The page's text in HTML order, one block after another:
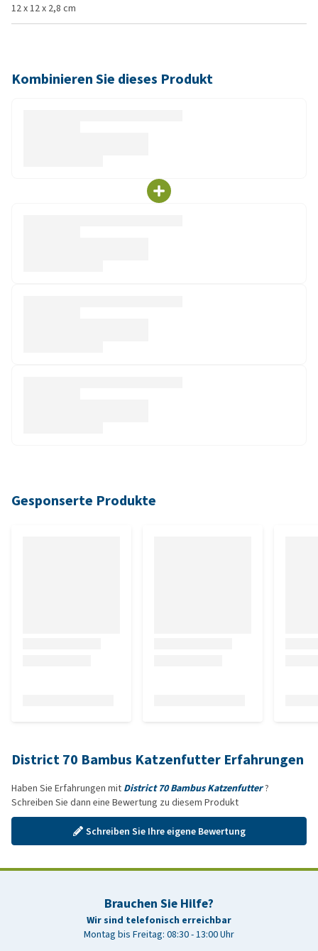
12 x 12 x 2,8 cm
Kombinieren Sie dieses Produkt
Gesponserte Produkte
District 70 Bambus Katzenfutter Erfahrungen
Haben Sie Erfahrungen mit District 70 Bambus Katzenfutter?
Schreiben Sie dann eine Bewertung zu diesem Produkt
Schreiben Sie Ihre eigene Bewertung
Brauchen Sie Hilfe?
Wir sind telefonisch erreichbar
Montag bis Freitag: 08:30 - 13:00 Uhr